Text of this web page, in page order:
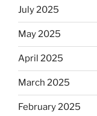
July 2025
May 2025
April 2025
March 2025
February 2025